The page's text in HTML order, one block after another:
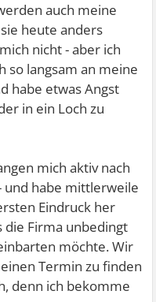
auch meine
heute anders
nicht - aber ich
so langsam an meine
habe etwas Angst
in ein Loch zu
mich aktiv nach
und habe mittlerweile
Eindruck her
die Firma unbedingt
möchte. Wir
Termin zu finden
denn ich bekomme